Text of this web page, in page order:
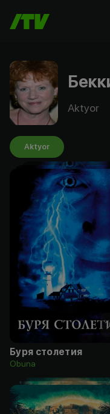
Aktyor
Aktyor
Буря столетия
Obuna